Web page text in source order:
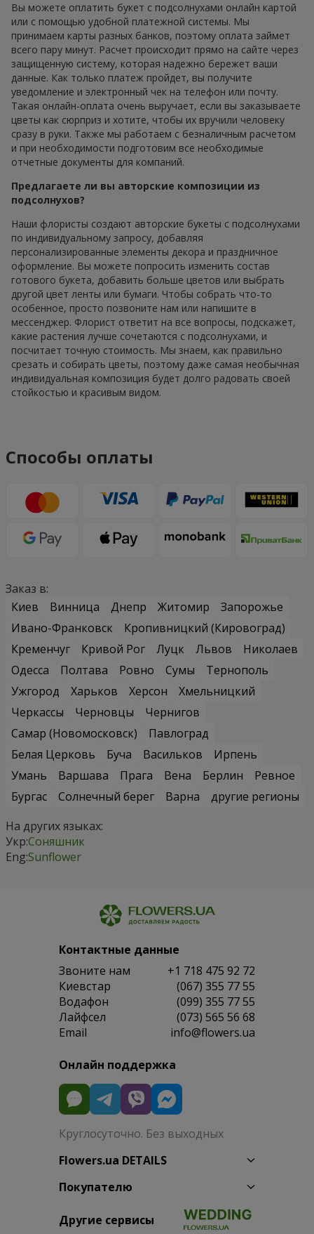
Вы можете оплатить букет с подсолнухами онлайн картой
или с помощью удобной платежной системы. Мы
принимаем карты разных банков, поэтому оплата займет
всего пару минут. Расчет происходит прямо на сайте через
защищенную систему, которая надежно бережет ваши
данные. Как только платеж пройдет, вы получите
уведомление и электронный чек на телефон или почту.
Такая онлайн-оплата очень выручает, если вы заказываете
цветы как сюрприз и хотите, чтобы их вручили человеку
сразу в руки. Также мы работаем с безналичным расчетом
и при необходимости подготовим все необходимые
отчетные документы для компаний.
Предлагаете ли вы авторские композиции из
подсолнухов?
Наши флористы создают авторские букеты с подсолнухами
по индивидуальному запросу, добавляя
персонализированные элементы декора и праздничное
оформление. Вы можете попросить изменить состав
готового букета, добавить больше цветов или выбрать
другой цвет ленты или бумаги. Чтобы собрать что-то
особенное, просто позвоните нам или напишите в
мессенджер. Флорист ответит на все вопросы, подскажет,
какие растения лучше сочетаются с подсолнухами, и
посчитает точную стоимость. Мы знаем, как правильно
срезать и собирать цветы, поэтому даже самая необычная
индивидуальная композиция будет долго радовать своей
стойкостью и красивым видом.
Способы оплаты
Заказ в:
Киев
Винница Днепр Житомир
Запорожье
Ивано-Франковск
Кропивницкий (Кировоград)
Кременчуг
Кривой Рог Луцк Львов
Николаев
Одесса
Полтава Ровно Сумы
Тернополь
Ужгород
Харьков Херсон
Хмельницкий
Черкассы
Черновцы
Чернигов
Самар (Новомосковск)
Павлоград
Белая Церковь
Буча Васильков
Ирпень
Умань
Варшава Прага Вена Берлин
Ревное
Бургас
Солнечный берег Варна
другие регионы
На других языках:
Укр:Соняшник
Eng:Sunflower
Контактные данные
Звоните нам
+1 718 475 92 72
Киевстар
(067) 355 77 55
Водафон
(099) 355 77 55
Лайфсел
(073) 565 56 68
Email
info@flowers.ua
Онлайн поддержка
Круглосуточно. Без выходных
Flowers.ua DETAILS
Покупателю
Другие сервисы